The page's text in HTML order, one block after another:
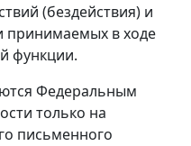
(бездействия) и
принимаемых в ходе
функции.
Федеральным
только на
письменного